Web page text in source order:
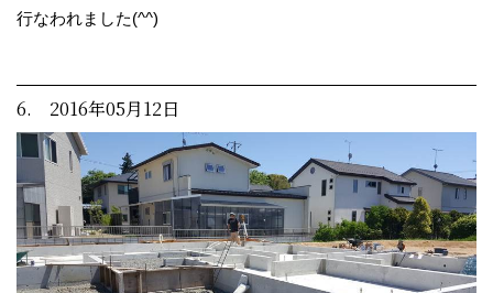
行なわれました(^^)
6. 2016年05月12日